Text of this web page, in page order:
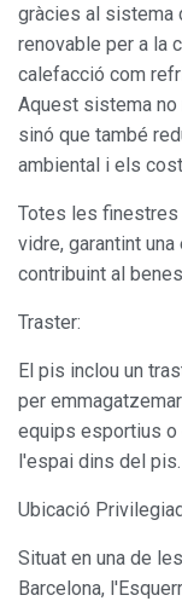
gràcies al sistema
renovable per a la
calefacció com
Aquest sistema no
sinó que també
ambiental i els
Totes les
vidre, garantint
contribuint al
Traster:
El pis inclou un
per
equips esportius
l'espai dins del pis.
Ubicació
Situat en una de
Barcelona,
Analítiques i
Permeten fer el
dels usuaris
mitjançant
mesurament de
perfils de
funció de l'anàlisi
l'usuari per
una millor
Aquestes
de l'usuari a
hàbits de
hàbits de
relacionada amb